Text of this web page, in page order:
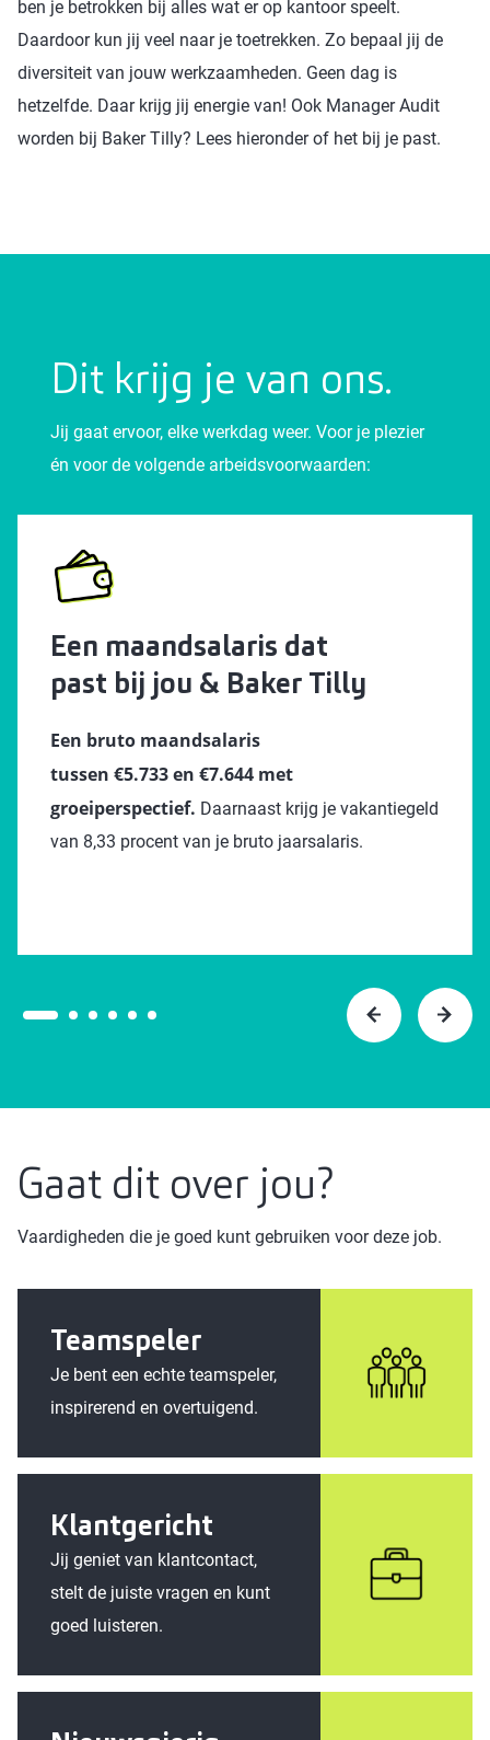
ben je betrokken bij alles wat er op kantoor speelt.
Daardoor kun jij veel naar je toetrekken. Zo bepaal jij de
diversiteit van jouw werkzaamheden. Geen dag is
hetzelfde. Daar krijg jij energie van! Ook Manager Audit
worden bij Baker Tilly? Lees hieronder of het bij je past.
Dit krijg je van ons.
Jij gaat ervoor, elke werkdag weer. Voor je plezier
én voor de volgende arbeidsvoorwaarden:
Een maandsalaris dat
past bij jou & Baker Tilly
Een bruto maandsalaris
tussen €5.733 en €7.644 met
groeiperspectief. Daarnaast krijg je vakantiegeld
van 8,33 procent van je bruto jaarsalaris.
Gaat dit over jou?
Vaardigheden die je goed kunt gebruiken voor deze job.
Teamspeler
Je bent een echte teamspeler,
inspirerend en overtuigend.
Klantgericht
Jij geniet van klantcontact,
stelt de juiste vragen en kunt
goed luisteren.